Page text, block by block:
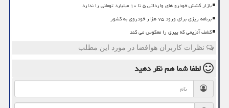
بازار کشش خودرو های وارداتی ۵ تا ۱۰ میلیارد تومانی را ندارد
برنامه ریزی برای ورود ۷۵ هزار خودروی به کشور
کشف آنزیمی که پیری را معکوس می کند
نظرات کاربران هوافضا در مورد این مطلب
لطفا شما همنظر دهید